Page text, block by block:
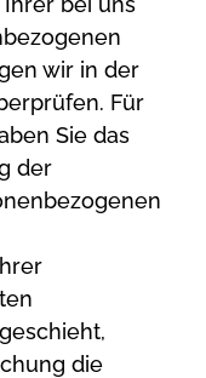
wir in der
Für
Sie das
der
die